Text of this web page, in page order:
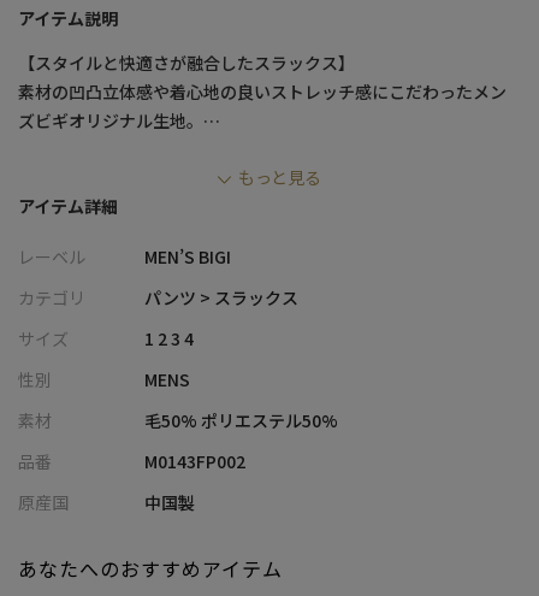
アイテム説明
【スタイルと快適さが融合したスラックス】
素材の凹凸立体感や着心地の良いストレッチ感にこだわったメン
ズビギオリジナル生地。
傷みやすい股ぐりを丈夫に加工し、長くお使いいただけるよう仕
また、インしたシャツがずれないよう、ロゴ入りの滑り止めも付
いています。
同素材のジャケット(M0143FJ002)、ベスト(M0143FV002)もご用
意しておりますので、セットアップやスリーピースで着用いただ
けます。
【ACTIVE TAILOR】
着る人の快適性にフォーカスして、さまざまな機能を有したテイ
を提案していきます。
もっと見る
アイテム詳細
レーベル
MEN’S BIGI
カテゴリ
パンツ > スラックス
サイズ
1 2 3 4
性別
MENS
素材
毛50% ポリエステル50%
品番
M0143FP002
原産国
中国製
あなたへのおすすめアイテム